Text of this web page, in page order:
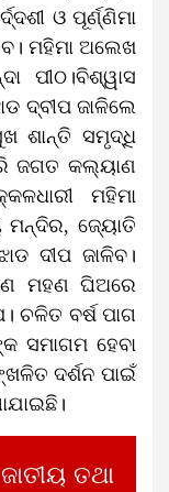
ଓ ପୂର୍ଣ୍ଣିମା
ମହିମା ଅଲେଖ
ପୀଠ।ବିଶ୍ୱାସ
ଦ୍ବୀପ ଜାଳିଲେ
ଶାନ୍ତି ସମୃଦ୍ଧି
ଜଗତ କଲ୍ୟାଣ
ମହିମା
ମନ୍ଦିର, ଜ୍ୟୋତି
ଦୀପ ଜାଳିବ।
ମହଣ ଘିଅରେ
ଚଳିତ ବର୍ଷ ପାଗ
ସମାଗମ ହେବା
ଦର୍ଶନ ପାଇଁ
ତଥା